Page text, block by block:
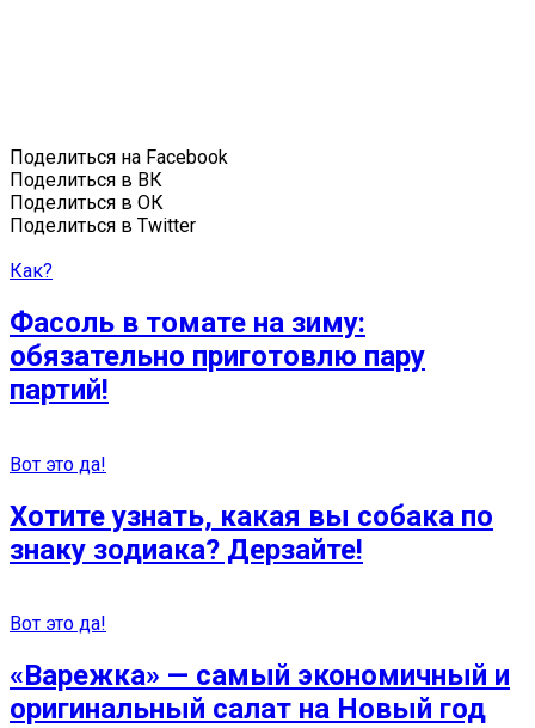
Поделиться на Facebook
Поделиться в ВК
Поделиться в ОК
Поделиться в Twitter
Как?
Фасоль в томате на зиму:
обязательно приготовлю пару
партий!
Вот это да!
Хотите узнать, какая вы собака по
знаку зодиака? Дерзайте!
Вот это да!
«Варежка» — самый экономичный и
оригинальный салат на Новый год